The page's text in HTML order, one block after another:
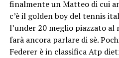
finalmente un Matteo di cui
c’è il golden boy del tennis
l’under 20 meglio piazzato al
farà ancora parlare di sè.
Federer è in classifica Atp